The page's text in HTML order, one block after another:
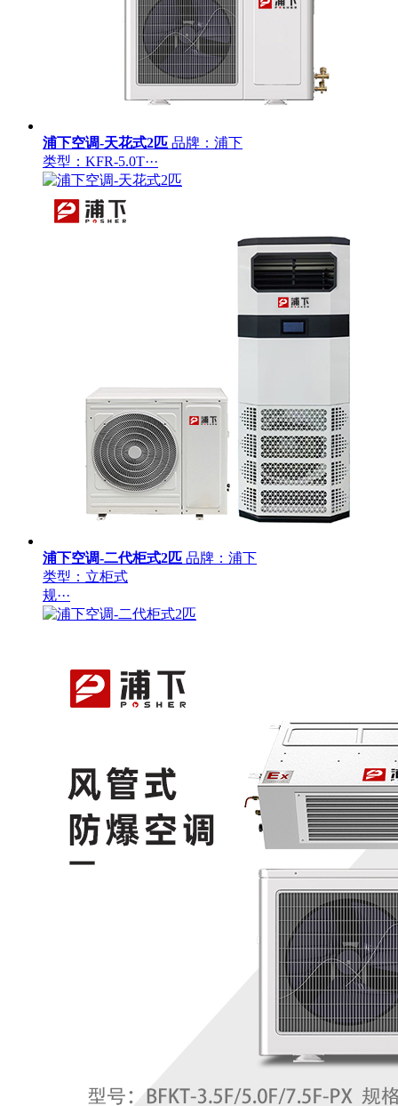
浦下空调-天花式2匹 品牌：浦下
类型：KFR-5.0T···
浦下空调-二代柜式2匹 品牌：浦下
类型：立柜式
规···